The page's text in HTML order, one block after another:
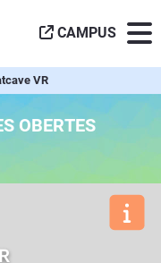
CAMPUS
VR
OBERTES